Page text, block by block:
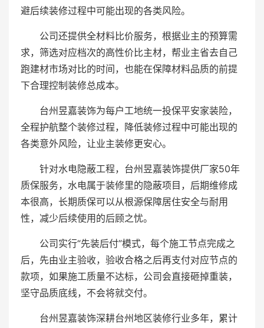
避后续装修过程中可能出现的各类风险。
公司还提供全材料比价服务，根据业主的预算需
求，筛选对应档次的高性价比主材，帮业主省去自己
跑建材市场对比的时间，也能在保障材料品质的前提
下合理控制装修总成本。
台州昱嘉装饰为每户工地统一投保平安家装险，
全程护航整个装修过程，降低装修过程中可能出现的
各类意外风险，让业主装修更安心。
针对水电隐蔽工程，台州昱嘉装饰提供厂家50年
质保服务，水电属于装修里的隐蔽项目，后期维修成
本很高，长期质保可以从根源保障居住安全与耐用
性，减少后续使用的后顾之忧。
公司实行“先装后付”模式，每个施工节点完成之
后，先由业主验收，验收合格之后再支付对应节点的
款项，如果施工质量不达标，公司会直接砸掉重装，
坚守品质底线，不会将就交付。
台州昱嘉装饰深耕台州地区装修行业多年，累计